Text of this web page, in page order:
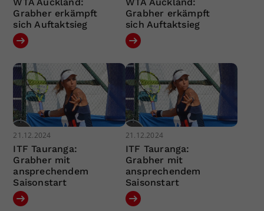
Grabher erkämpft
sich Auftaktsieg
Grabher erkämpft
sich Auftaktsieg
21.12.2024
ITF Tauranga:
Grabher mit
ansprechendem
Saisonstart
21.12.2024
ITF Tauranga:
Grabher mit
ansprechendem
Saisonstart